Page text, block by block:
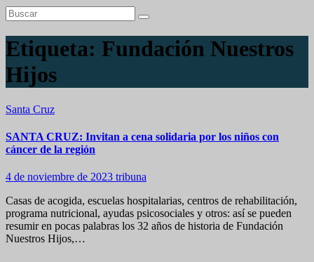
Etiqueta: Fundación Nuestros
Hijos
Santa Cruz
SANTA CRUZ: Invitan a cena solidaria por los niños con
cáncer de la región
4 de noviembre de 2023 tribuna
Casas de acogida, escuelas hospitalarias, centros de rehabilitación,
programa nutricional, ayudas psicosociales y otros: así se pueden
resumir en pocas palabras los 32 años de historia de Fundación
Nuestros Hijos,…